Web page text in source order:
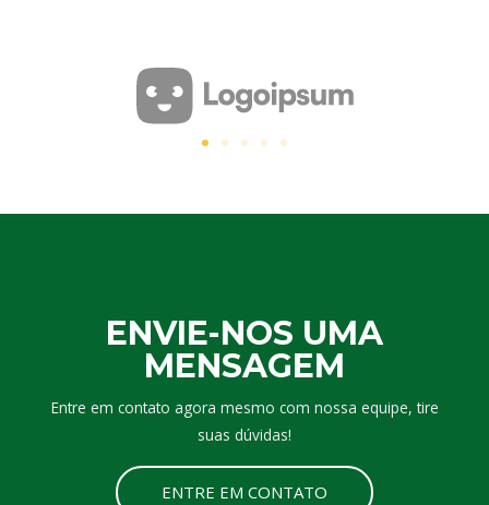
ENVIE-NOS UMA
MENSAGEM
Entre em contato agora mesmo com nossa equipe, tire
suas dúvidas!
ENTRE EM CONTATO